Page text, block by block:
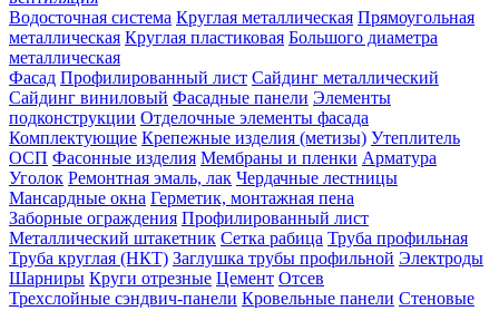
Водосточная система Круглая металлическая Прямоугольная
металлическая Круглая пластиковая Большого диаметра
металлическая
Фасад Профилированный лист Сайдинг металлический
Сайдинг виниловый Фасадные панели Элементы
подконструкции Отделочные элементы фасада
Комплектующие Крепежные изделия (метизы) Утеплитель
ОСП Фасонные изделия Мембраны и пленки Арматура
Уголок Ремонтная эмаль, лак Чердачные лестницы
Мансардные окна Герметик, монтажная пена
Заборные ограждения Профилированный лист
Металлический штакетник Сетка рабица Труба профильная
Труба круглая (НКТ) Заглушка трубы профильной Электроды
Шарниры Круги отрезные Цемент Отсев
Трехслойные сэндвич-панели Кровельные панели Стеновые